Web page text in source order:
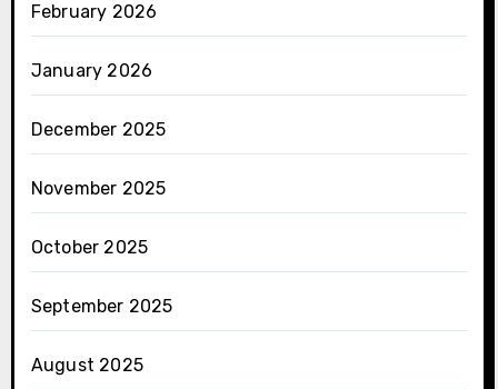
February 2026
January 2026
December 2025
November 2025
October 2025
September 2025
August 2025